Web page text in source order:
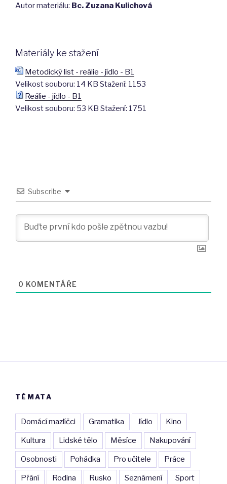
Autor materiálu: Bc. Zuzana Kulichová
Materiály ke stažení
Metodický list - reálie - jídlo - B1
Velikost souboru: 14 KB Stažení: 1153
Reálie - jídlo - B1
Velikost souboru: 53 KB Stažení: 1751
Subscribe
0 KOMENTÁŘE
TÉMATA
Domácí mazlíčci Gramatika Jídlo Kino
Kultura Lidské tělo Měsíce Nakupování
Osobnosti Pohádka Pro učitele Práce
Přání Rodina Rusko Seznámení Sport